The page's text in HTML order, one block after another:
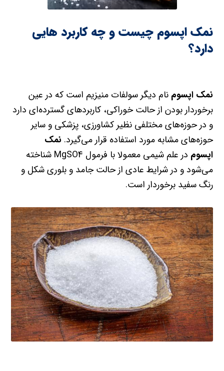
نمک اپسوم چیست و چه کاربرد هایی
دارد؟
نمک اپسوم نام دیگر سولفات منیزیم است که در عین
برخوردار بودن از حالت خوراکی، کاربردهای گسترده‌ای دارد
و در حوزه‌های مختلفی نظیر کشاورزی، پزشکی و سایر
حوزه‌های مشابه مورد استفاده قرار می‌گیرد. نمک
اپسوم
در علم شیمی معمولا با فرمول MgSO4 شناخته
می‌شود و در شرایط عادی از حالت جامد و بلوری شکل و
رنگ سفید برخوردار است.